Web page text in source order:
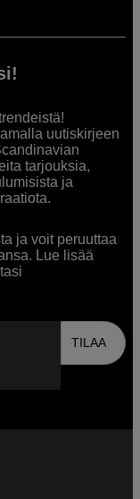
uutiskirjeen
tarjouksia,
ja
ja voit peruuttaa
Lue lisää
TILAA